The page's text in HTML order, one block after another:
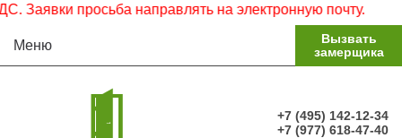
просьба направлять на электронную почту.
Меню
Вызвать
замерщика
+7 (495) 142-12-34
+7 (977) 618-47-40